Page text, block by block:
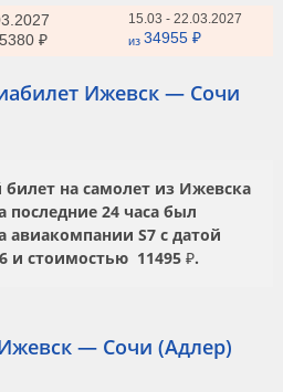
₽
15.03 - 22.03.2027
из 34955 ₽
Ижевск — Сочи
на самолет из Ижевска
последние 24 часа был
авиакомпании S7 с датой
и стоимостью 11495 ₽.
— Сочи (Адлер)